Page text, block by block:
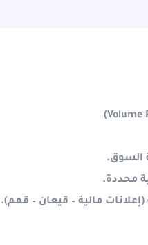
(Volume
السوق.
محددة.
مالية – قيعان – قمم).